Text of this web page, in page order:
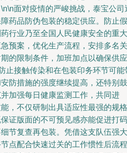
面对疫情的严峻挑战，泰宝公司
药品防伪包装的稳定供应。防止假
行业乃至全国人民健康安全的重大
预案，优化生产流程，安排多名关
的限制条件，加班加点以确保供应
止接触传染和在包装印务环节可能
防措施的强度继续提高，还特别鼓
加强每日健康监测工作，共同进
，不仅研制出具适应性最强的规格
证版面的不可预见感亦能促进打码
节复查再包装。凭借这支队伍强大
点配合快速过关的工作惯性后流程